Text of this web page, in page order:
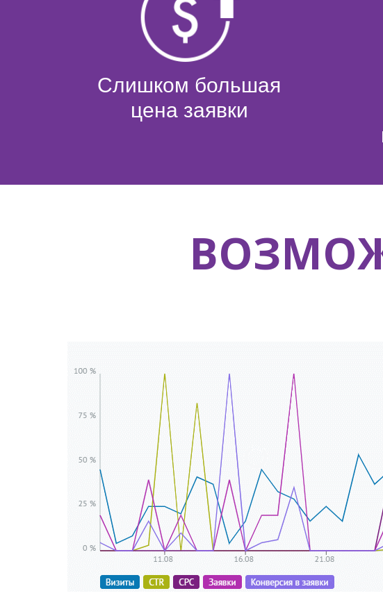
Слишком большая
цена заявки